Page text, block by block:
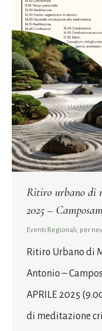
Ritiro urbano di
2025 –
Eventi Regionali, per
Ritiro Urbano di
Antonio –
APRILE 2025
di meditazione